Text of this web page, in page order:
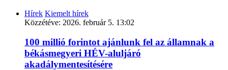
Hírek Kiemelt hírek
Közzétéve: 2026. február 5. 13:02
100 millió forintot ajánlunk fel az államnak a
békásmegyeri HÉV-aluljáró
akadálymentesítésére